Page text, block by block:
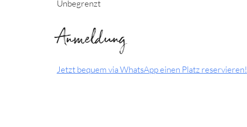
Unbegrenzt
Anmeldung
Jetzt bequem via WhatsApp einen Platz reservieren!